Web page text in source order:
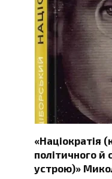
«Націократія
політичного й
устрою)»